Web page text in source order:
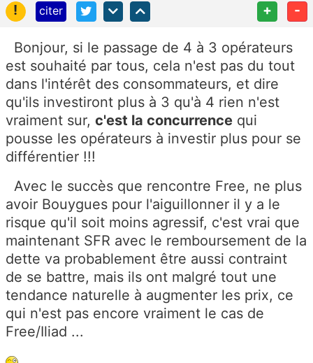
!
citer + -
Bonjour, si le passage de 4 à 3 opérateurs
est souhaité par tous, cela n'est pas du tout
dans l'intérêt des consommateurs, et dire
qu'ils investiront plus à 3 qu'à 4 rien n'est
vraiment sur, c'est la concurrence qui
pousse les opérateurs à investir plus pour se
différentier !!!
Avec le succès que rencontre Free, ne plus
avoir Bouygues pour l'aiguillonner il y a le
risque qu'il soit moins agressif, c'est vrai que
maintenant SFR avec le remboursement de la
dette va probablement être aussi contraint
de se battre, mais ils ont malgré tout une
tendance naturelle à augmenter les prix, ce
qui n'est pas encore vraiment le cas de
Free/Iliad ...